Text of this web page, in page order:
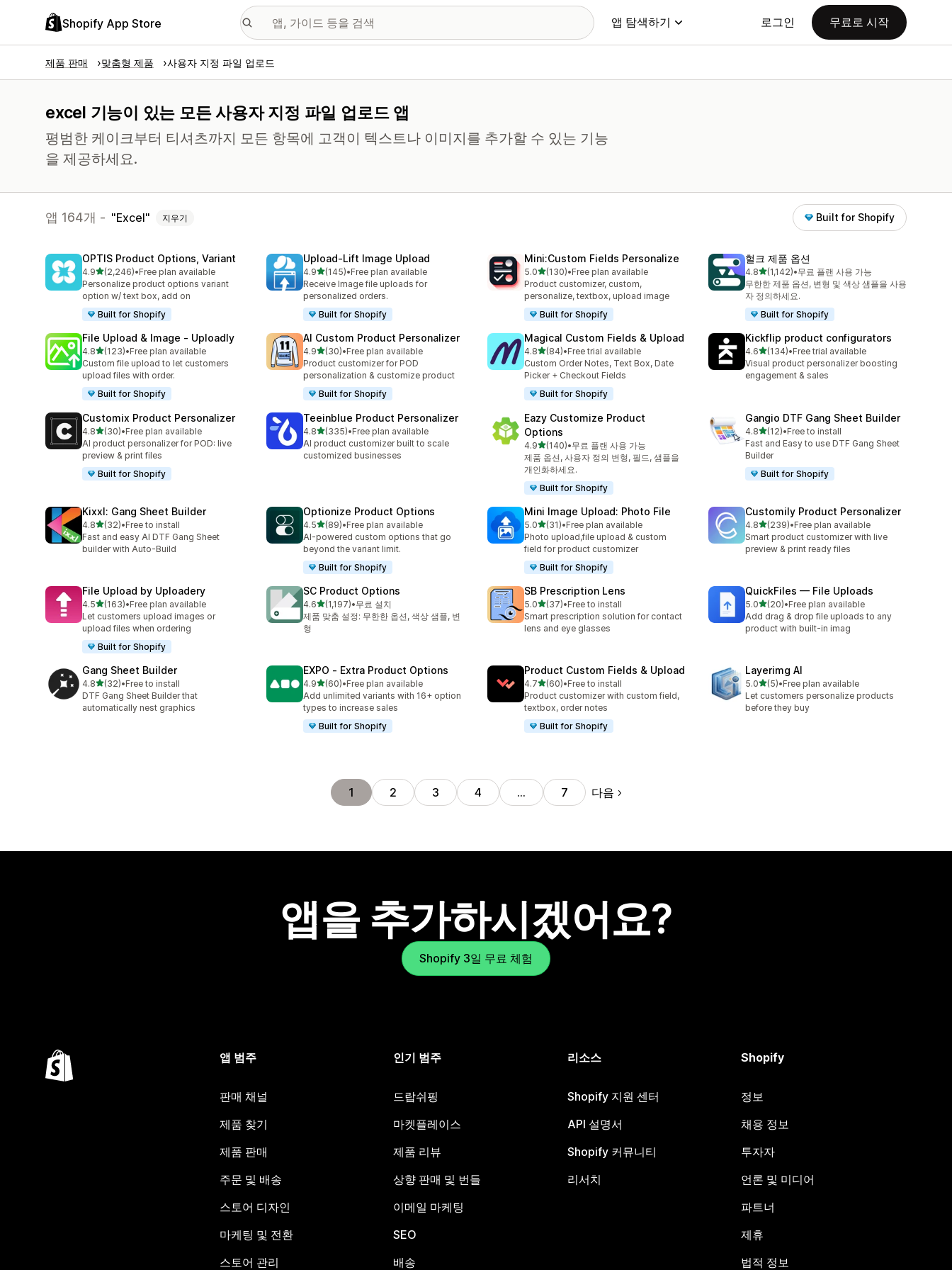
Shopify App Store 앱 탐색하기 로그인 무료로 시작
제품 판매 맞춤형 제품 사용자 지정 파일 업로드
excel 기능이 있는 모든 사용자 지정 파일 업로드 앱
평범한 케이크부터 티셔츠까지 모든 항목에 고객이 텍스트나 이미지를 추가할 수 있는 기능
을 제공하세요.
앱 164개 - Excel 지우기 Built for Shopify
OPTIS Product Options, Variant
4.9별 5개 중
(2,246)
총 리뷰 2246개
•Free plan available
Personalize product options variant
option w/ text box, add on
Built for Shopify
Upload‑Lift Image Upload
4.9별 5개 중
(145)
총 리뷰 145개
•Free plan available
Receive Image file uploads for
personalized orders.
Built for Shopify
Mini:Custom Fields Personalize
5.0별 5개 중
(130)
총 리뷰 130개
•Free plan available
Product customizer, custom,
personalize, textbox, upload image
Built for Shopify
헐크 제품 옵션
4.8별 5개 중
(1,142)
총 리뷰 1142개
•무료 플랜 사용 가능
무한한 제품 옵션, 변형 및 색상 샘플을 사용
자 정의하세요.
Built for Shopify
File Upload & Image ‑ Uploadly
4.8별 5개 중
(123)
총 리뷰 123개
•Free plan available
Custom file upload to let customers
upload files with order.
Built for Shopify
AI Custom Product Personalizer
4.9별 5개 중
(30)
총 리뷰 30개
•Free plan available
Product customizer for POD
personalization & customize product
Built for Shopify
Magical Custom Fields & Upload
4.8별 5개 중
(84)
총 리뷰 84개
•Free trial available
Custom Order Notes, Text Box, Date
Picker + Checkout Fields
Built for Shopify
Kickflip product configurators
4.6별 5개 중
(134)
총 리뷰 134개
•Free trial available
Visual product personalizer boosting
engagement & sales
Customix Product Personalizer
4.8별 5개 중
(30)
총 리뷰 30개
•Free plan available
AI product personalizer for POD: live
preview & print files
Built for Shopify
Teeinblue Product Personalizer
4.8별 5개 중
(335)
총 리뷰 335개
•Free plan available
AI product customizer built to scale
customized businesses
Eazy Customize Product
Options
4.9별 5개 중
(140)
총 리뷰 140개
•무료 플랜 사용 가능
제품 옵션, 사용자 정의 변형, 필드, 샘플을
개인화하세요.
Built for Shopify
Gangio DTF Gang Sheet Builder
4.8별 5개 중
(12)
총 리뷰 12개
•Free to install
Fast and Easy to use DTF Gang Sheet
Builder
Built for Shopify
Kixxl: Gang Sheet Builder
4.8별 5개 중
(32)
총 리뷰 32개
•Free to install
Fast and easy AI DTF Gang Sheet
builder with Auto-Build
Optionize Product Options
4.5별 5개 중
(89)
총 리뷰 89개
•Free plan available
AI-powered custom options that go
beyond the variant limit.
Built for Shopify
Mini Image Upload: Photo File
5.0별 5개 중
(31)
총 리뷰 31개
•Free plan available
Photo upload,file upload & custom
field for product customizer
Built for Shopify
Customily Product Personalizer
4.8별 5개 중
(239)
총 리뷰 239개
•Free plan available
Smart product customizer with live
preview & print ready files
File Upload by Uploadery
4.5별 5개 중
(163)
총 리뷰 163개
•Free plan available
Let customers upload images or
upload files when ordering
Built for Shopify
SC Product Options
4.6별 5개 중
(1,197)
총 리뷰 1197개
•무료 설치
제품 맞춤 설정: 무한한 옵션, 색상 샘플, 변
형
SB Prescription Lens
5.0별 5개 중
(37)
총 리뷰 37개
•Free to install
Smart prescription solution for contact
lens and eye glasses
QuickFiles — File Uploads
5.0별 5개 중
(20)
총 리뷰 20개
•Free plan available
Add drag & drop file uploads to any
product with built-in imag
Gang Sheet Builder
4.8별 5개 중
(32)
총 리뷰 32개
•Free to install
DTF Gang Sheet Builder that
automatically nest graphics
EXPO ‑ Extra Product Options
4.9별 5개 중
(60)
총 리뷰 60개
•Free plan available
Add unlimited variants with 16+ option
types to increase sales
Built for Shopify
Product Custom Fields & Upload
4.7별 5개 중
(60)
총 리뷰 60개
•Free to install
Product customizer with custom field,
textbox, order notes
Built for Shopify
Layerimg AI
5.0별 5개 중
(5)
총 리뷰 5개
•Free plan available
Let customers personalize products
before they buy
1 2 3 4 … 7 다음
앱을 추가하시겠어요?
Shopify 3일 무료 체험
앱 범주
판매 채널
제품 찾기
제품 판매
주문 및 배송
스토어 디자인
마케팅 및 전환
스토어 관리
인기 범주
드랍쉬핑
마켓플레이스
제품 리뷰
상향 판매 및 번들
이메일 마케팅
SEO
배송
리소스
Shopify 지원 센터
API 설명서
Shopify 커뮤니티
리서치
Shopify
정보
채용 정보
투자자
언론 및 미디어
파트너
제휴
법적 정보